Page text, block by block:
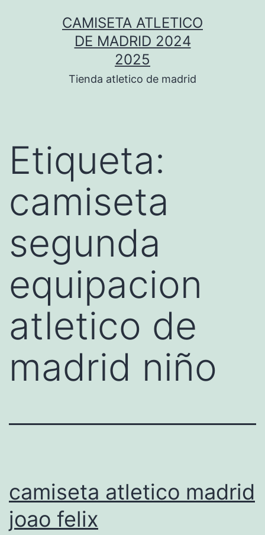
CAMISETA ATLETICO
DE MADRID 2024
2025
Tienda atletico de madrid
Etiqueta:
camiseta
segunda
equipacion
atletico de
madrid niño
camiseta atletico madrid
joao felix